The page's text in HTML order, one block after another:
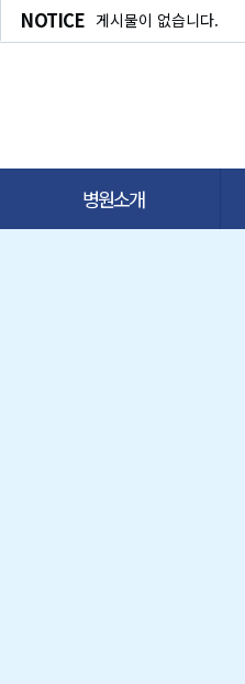
NOTICE 게시물이 없습니다.
병원소개